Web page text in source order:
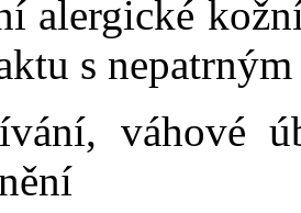
alergické
s
váhové